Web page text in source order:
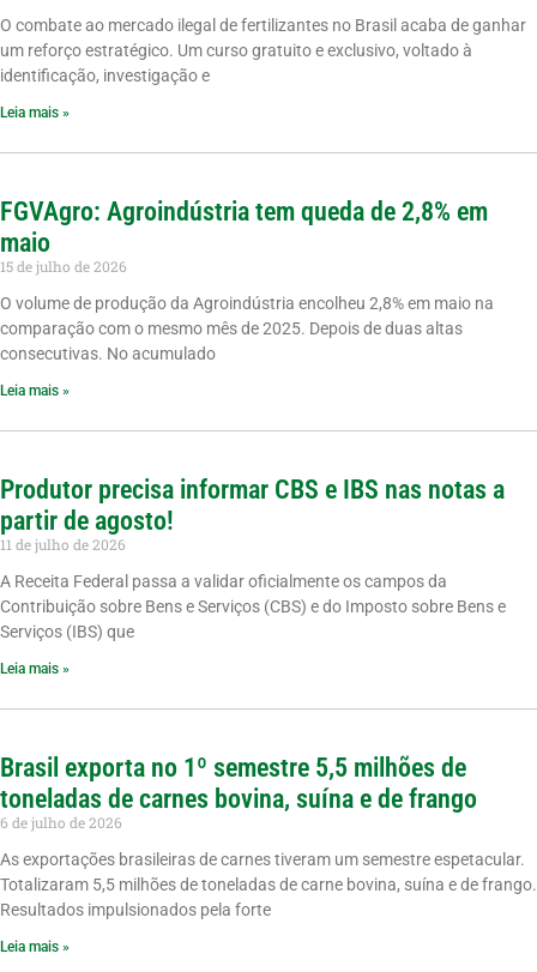
O combate ao mercado ilegal de fertilizantes no Brasil acaba de ganhar
um reforço estratégico. Um curso gratuito e exclusivo, voltado à
identificação, investigação e
Leia mais »
FGVAgro: Agroindústria tem queda de 2,8% em
maio
15 de julho de 2026
O volume de produção da Agroindústria encolheu 2,8% em maio na
comparação com o mesmo mês de 2025. Depois de duas altas
consecutivas. No acumulado
Leia mais »
Produtor precisa informar CBS e IBS nas notas a
partir de agosto!
11 de julho de 2026
A Receita Federal passa a validar oficialmente os campos da
Contribuição sobre Bens e Serviços (CBS) e do Imposto sobre Bens e
Serviços (IBS) que
Leia mais »
Brasil exporta no 1º semestre 5,5 milhões de
toneladas de carnes bovina, suína e de frango
6 de julho de 2026
As exportações brasileiras de carnes tiveram um semestre espetacular.
Totalizaram 5,5 milhões de toneladas de carne bovina, suína e de frango.
Resultados impulsionados pela forte
Leia mais »